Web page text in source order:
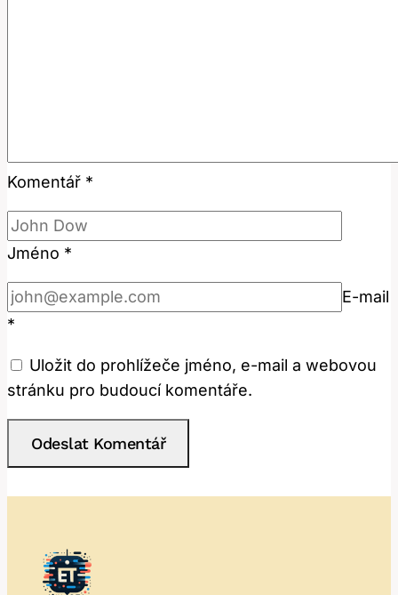
Komentář *
Jméno *
E-mail
*
Uložit do prohlížeče jméno, e-mail a webovou
stránku pro budoucí komentáře.